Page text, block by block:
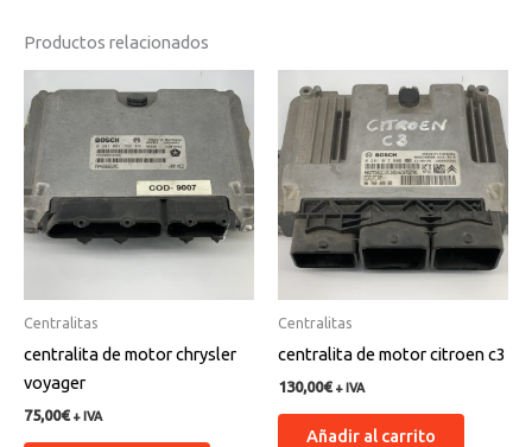
Productos relacionados
Centralitas
centralita de motor chrysler
voyager
75,00€ + IVA
Centralitas
centralita de motor citroen c3
130,00€ + IVA
Añadir al carrito